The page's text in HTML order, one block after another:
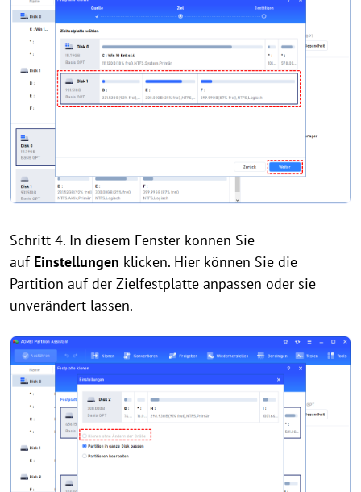
Schritt 4. In diesem Fenster können Sie
auf Einstellungen klicken. Hier können Sie die
Partition auf der Zielfestplatte anpassen oder sie
unverändert lassen.